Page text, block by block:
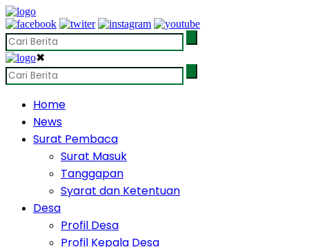
✖
Home
News
Surat Pembaca
Surat Masuk
Tanggapan
Syarat dan Ketentuan
Desa
Profil Desa
Profil Kepala Desa